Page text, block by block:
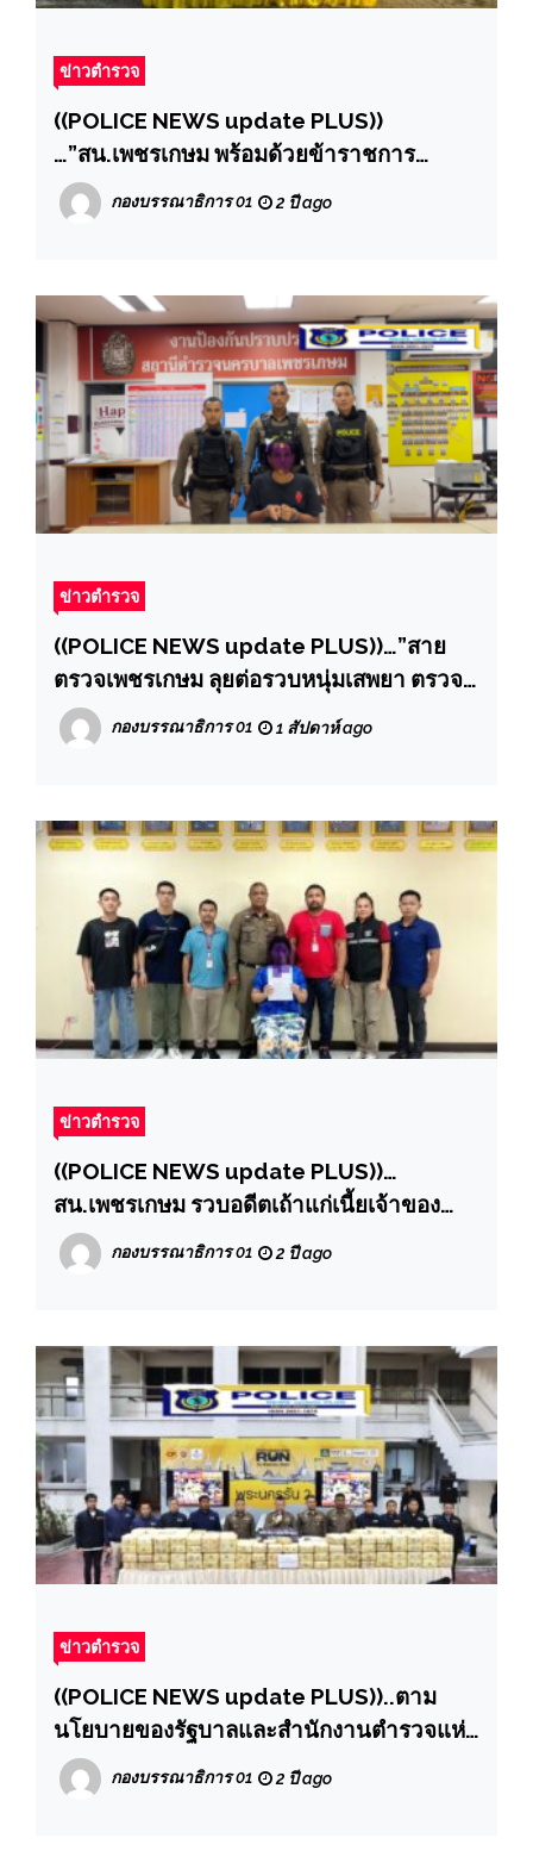
ข่าวตำรวจ
((POLICE NEWS update PLUS))
…”สน.เพชรเกษม พร้อมด้วยข้าราชการ
ตำรวจ สน.เพชรเกษม จำนวน 100 นาย ร่วม
กิจกรรมน้อมรำลึกวันคล้ายวันสวรรคต
กองบรรณาธิการ 01 2 ปี ago
ข่าวตำรวจ
((POLICE NEWS update PLUS))…”สาย
ตรวจเพชรเกษม ลุยต่อรวบหนุ่มเสพยา ตรวจ
พบหนีหมายจับศาลคดีลักทรัพย์“
กองบรรณาธิการ 01 1 สัปดาห์ ago
ข่าวตำรวจ
((POLICE NEWS update PLUS))…
สน.เพชรเกษม รวบอดีตเถ้าแก่เนี้ยเจ้าของ
โรงงาน หนีหมายจับ 23 หมาย มูลค่ารวม 30
กว่าล้าน”
กองบรรณาธิการ 01 2 ปี ago
ข่าวตำรวจ
((POLICE NEWS update PLUS))..ตาม
นโยบายของรัฐบาลและสำนักงานตำรวจแห่ง
ชาติให้เจ้าหน้าที่ภาครัฐปราบปรามกลุ่มเครือ
ข่ายยาเสพติด เนื่องจากเป็นภัยคุกคามที่ร้าย
กองบรรณาธิการ 01 2 ปี ago